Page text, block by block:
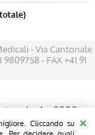
Cliccando su
- Via Cantonale
9809758 - FAX +41 91
4 - 6926
sul lato destro